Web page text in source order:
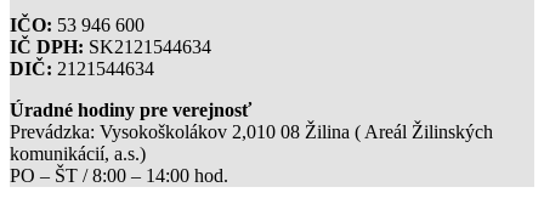
IČO: 53 946 600
IČ DPH: SK2121544634
DIČ: 2121544634
Úradné hodiny pre verejnosť
Prevádzka: Vysokoškolákov 2,010 08 Žilina ( Areál Žilinských
komunikácií, a.s.)
PO – ŠT / 8:00 – 14:00 hod.